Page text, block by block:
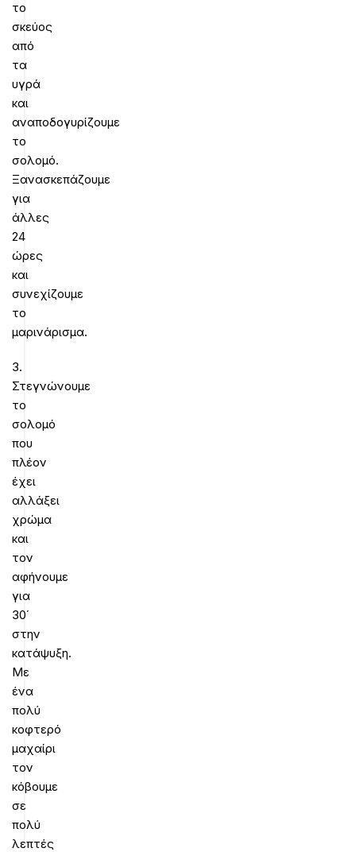
το
σκεύος
από
τα
υγρά
και
αναποδογυρίζουμε
το
σολομό.
Ξανασκεπάζουμε
για
άλλες
24
ώρες
και
συνεχίζουμε
το
μαρινάρισμα.
3.
Στεγνώνουμε
το
σολομό
που
πλέον
έχει
αλλάξει
χρώμα
και
τον
αφήνουμε
για
30΄
στην
κατάψυξη.
Με
ένα
πολύ
κοφτερό
μαχαίρι
τον
κόβουμε
σε
πολύ
λεπτές